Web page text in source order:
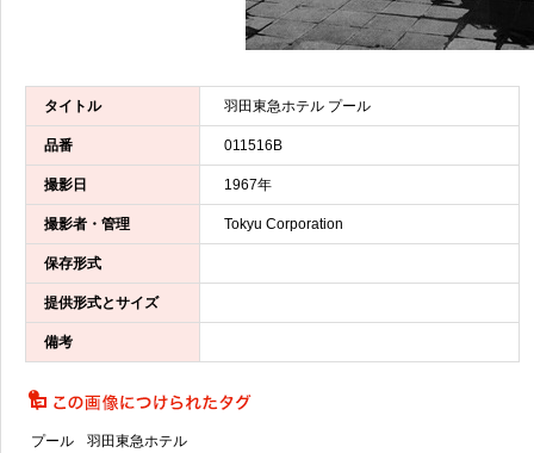
タイトル 羽田東急ホテル プール
品番 011516B
撮影日 1967年
撮影者・管理 Tokyu Corporation
保存形式
提供形式とサイズ
備考
プール 羽田東急ホテル